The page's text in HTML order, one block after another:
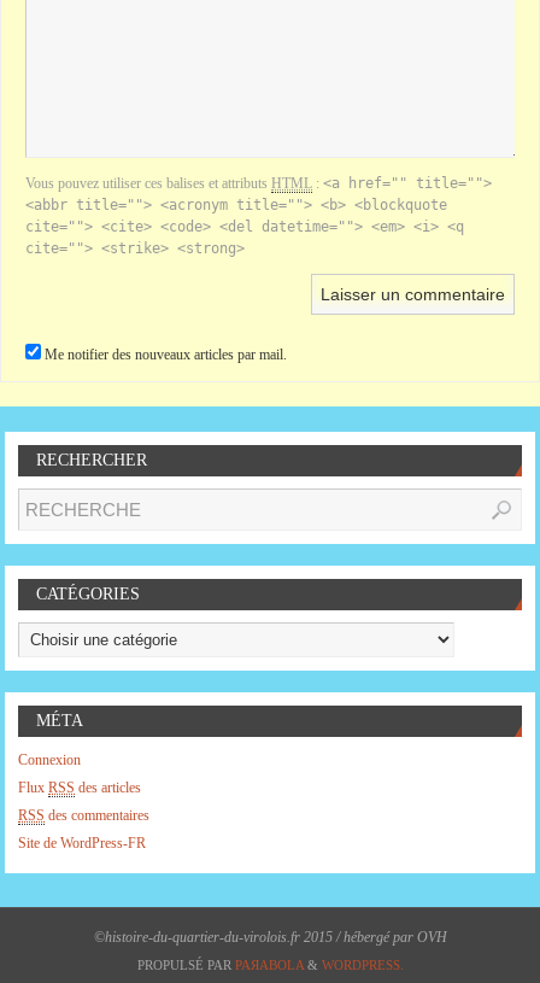
Vous pouvez utiliser ces balises et attributs HTML : <a href="" title="">
<abbr title=""> <acronym title=""> <b> <blockquote
cite=""> <cite> <code> <del datetime=""> <em> <i> <q
cite=""> <strike> <strong>
Me notifier des nouveaux articles par mail.
RECHERCHER
CATÉGORIES
MÉTA
Connexion
FluxRSS des articles
RSS des commentaires
Site de WordPress-FR
©histoire-du-quartier-du-virolois.fr 2015 / hébergé par OVH
PROPULSÉ PAR PAЯABOLA& WORDPRESS.